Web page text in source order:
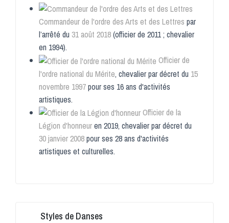
Commandeur de l'ordre des Arts et des Lettres par
l’arrêté du 31août 2018(officier de 2011 ; chevalier
en 1994).
Officier de
l'ordre national du Mérite, chevalier par décret du 15
novembre 1997pour ses 16 ans d'activités
artistiques.
Officier de la
Légion d'honneuren 2019, chevalier par décret du
30janvier 2008pour ses 28 ans d'activités
artistiques et culturelles.
Styles de Danses